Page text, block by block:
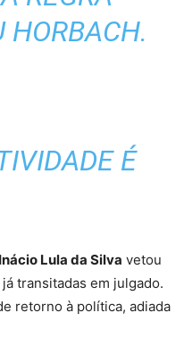
HORBACH.
É
Lula da Silva vetou
transitadas em julgado.
retorno à política, adiada